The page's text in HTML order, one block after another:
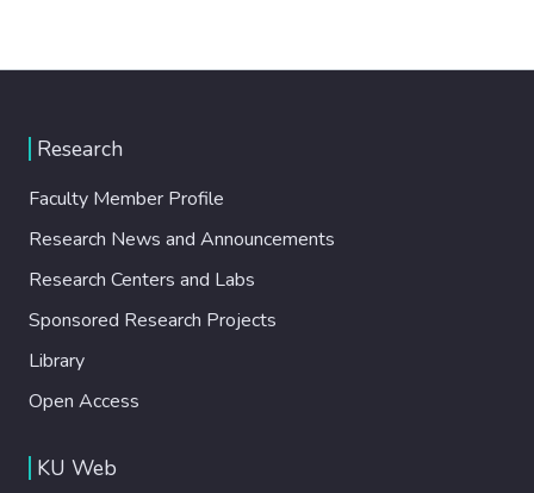
Research
Faculty Member Profile
Research News and Announcements
Research Centers and Labs
Sponsored Research Projects
Library
Open Access
KU Web